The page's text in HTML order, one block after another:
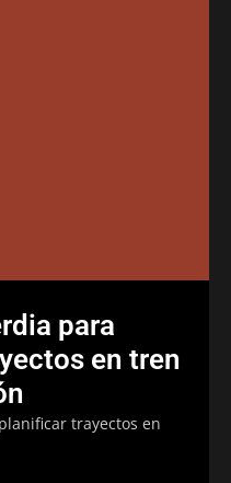
para
en tren
trayectos en